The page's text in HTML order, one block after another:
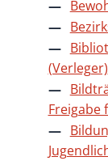
(Verleger)
Freigabe